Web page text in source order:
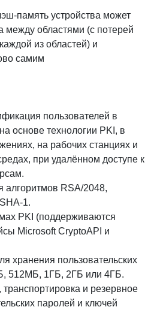
память устройства может
между областями (с потерей
из областей) и
самим
пользователей в
основе технологии PKI, в
на рабочих станциях и
при удалённом доступе к
алгоритмов RSA/2048,
1.
PKI (поддерживаются
Microsoft CryptoAPI и
хранения пользовательских
512МБ, 1ГБ, 2ГБ или 4ГБ.
и резервное
паролей и ключей